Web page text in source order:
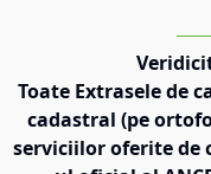
Toate Extrasele de
cadastral (pe
serviciilor oferite de